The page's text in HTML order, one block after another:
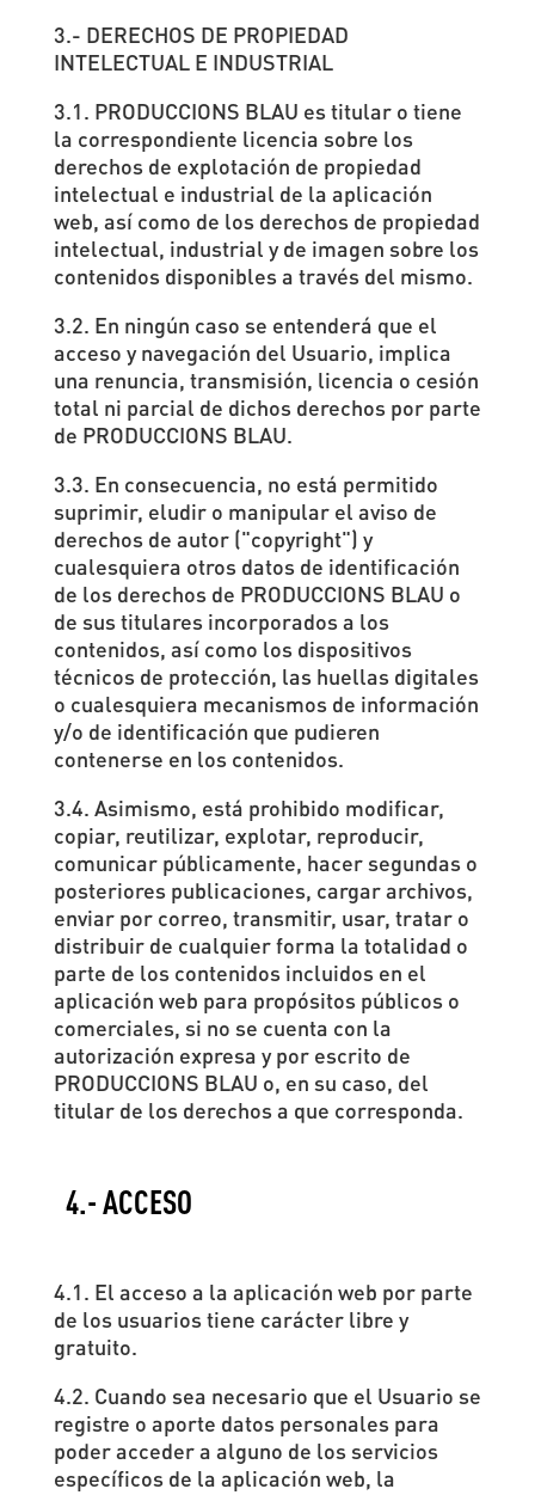
3.- DERECHOS DE PROPIEDAD
INTELECTUAL E INDUSTRIAL
3.1. PRODUCCIONS BLAU es titular o tiene
la correspondiente licencia sobre los
derechos de explotación de propiedad
intelectual e industrial de la aplicación
web, así como de los derechos de propiedad
intelectual, industrial y de imagen sobre los
contenidos disponibles a través del mismo.
3.2. En ningún caso se entenderá que el
acceso y navegación del Usuario, implica
una renuncia, transmisión, licencia o cesión
total ni parcial de dichos derechos por parte
de PRODUCCIONS BLAU.
3.3. En consecuencia, no está permitido
suprimir, eludir o manipular el aviso de
derechos de autor ("copyright") y
cualesquiera otros datos de identificación
de los derechos de PRODUCCIONS BLAU o
de sus titulares incorporados a los
contenidos, así como los dispositivos
técnicos de protección, las huellas digitales
o cualesquiera mecanismos de información
y/o de identificación que pudieren
contenerse en los contenidos.
3.4. Asimismo, está prohibido modificar,
copiar, reutilizar, explotar, reproducir,
comunicar públicamente, hacer segundas o
posteriores publicaciones, cargar archivos,
enviar por correo, transmitir, usar, tratar o
distribuir de cualquier forma la totalidad o
parte de los contenidos incluidos en el
aplicación web para propósitos públicos o
comerciales, si no se cuenta con la
autorización expresa y por escrito de
PRODUCCIONS BLAU o, en su caso, del
titular de los derechos a que corresponda.
4.- ACCESO
4.1. El acceso a la aplicación web por parte
de los usuarios tiene carácter libre y
gratuito.
4.2. Cuando sea necesario que el Usuario se
registre o aporte datos personales para
poder acceder a alguno de los servicios
específicos de la aplicación web, la